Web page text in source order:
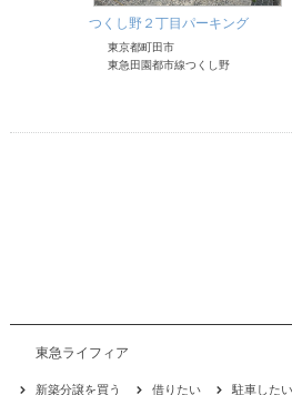
つくし野２丁目パーキング
東京都町田市
東急田園都市線つくし野
東急ライフィア
新築分譲を買う 借りたい 駐車したい